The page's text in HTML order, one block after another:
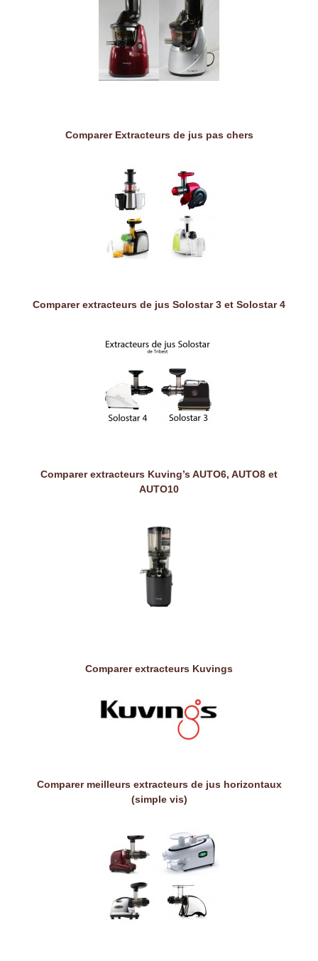
Comparer Extracteurs de jus pas chers
Comparer extracteurs de jus Solostar 3 et Solostar 4
Comparer extracteurs Kuving’s AUTO6, AUTO8 et
AUTO10
Comparer extracteurs Kuvings
Comparer meilleurs extracteurs de jus horizontaux
(simple vis)